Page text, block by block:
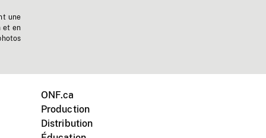
une
et en
ONF.ca
Production
Distribution